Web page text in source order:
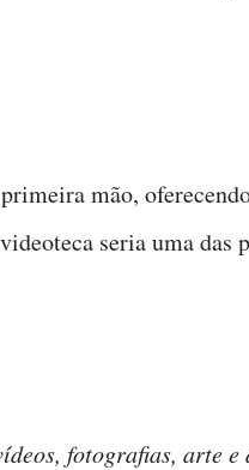
mão,
seria uma das
fotografias, arte e